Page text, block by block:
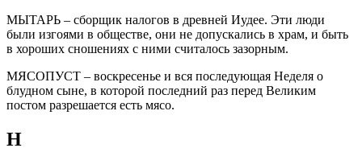
МЫТАРЬ – сборщик налогов в древней Иудее. Эти люди
были изгоями в обществе, они не допускались в храм, и быть
в хороших сношениях с ними считалось зазорным.
МЯСОПУСТ – воскресенье и вся последующая Неделя о
блудном сыне, в которой последний раз перед Великим
постом разрешается есть мясо.
Н